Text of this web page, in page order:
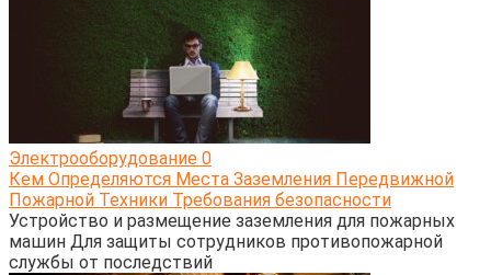
Электрооборудование 0
Кем Определяются Места Заземления Передвижной
Пожарной Техники Требования безопасности
Устройство и размещение заземления для пожарных
машин Для защиты сотрудников противопожарной
службы от последствий